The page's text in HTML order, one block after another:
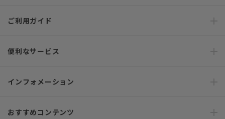
ご利用ガイド
便利なサービス
インフォメーション
おすすめコンテンツ